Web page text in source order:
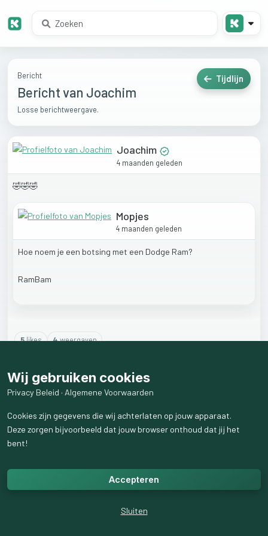
Bericht
Bericht van Joachim
Losse berichtweergave.
Tijdlijn
Joachim
4 maanden geleden
🤣🤣🤣
Mopjes
4 maanden geleden
Hoe noem je een botsing met een Dodge Ram?
RamBam
5likes 4weergaven
Wij gebruiken cookies
Privacy Beleid · Algemene Voorwaarden
Cookies zijn gegevens die wij achterlaten op jouw apparaat.
Deze zorgen bijvoorbeeld dat jouw browser onthoud dat jij het
bent!
Accepteren
Sluiten